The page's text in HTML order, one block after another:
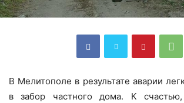
В Мелитополе в результате аварии
в забор частного дома. К